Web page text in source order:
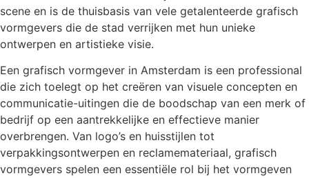
scene en is de thuisbasis van vele getalenteerde grafisch
vormgevers die de stad verrijken met hun unieke
ontwerpen en artistieke visie.
Een grafisch vormgever in Amsterdam is een professional
die zich toelegt op het creëren van visuele concepten en
communicatie-uitingen die de boodschap van een merk of
bedrijf op een aantrekkelijke en effectieve manier
overbrengen. Van logo’s en huisstijlen tot
verpakkingsontwerpen en reclamemateriaal, grafisch
vormgevers spelen een essentiële rol bij het vormgeven